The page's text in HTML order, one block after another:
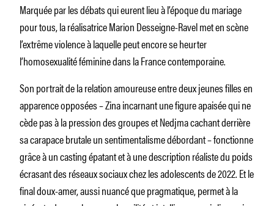
Marquée par les débats qui eurent lieu à l’époque du mariage
pour tous, la réalisatrice Marion Desseigne-Ravel met en scène
l’extrême violence à laquelle peut encore se heurter
l’homosexualité féminine dans la France contemporaine.
Son portrait de la relation amoureuse entre deux jeunes filles en
apparence opposées – Zina incarnant une figure apaisée qui ne
cède pas à la pression des groupes et Nedjma cachant derrière
sa carapace brutale un sentimentalisme débordant – fonctionne
grâce à un casting épatant et à une description réaliste du poids
écrasant des réseaux sociaux chez les adolescents de 2022. Et le
final doux-amer, aussi nuancé que pragmatique, permet à la